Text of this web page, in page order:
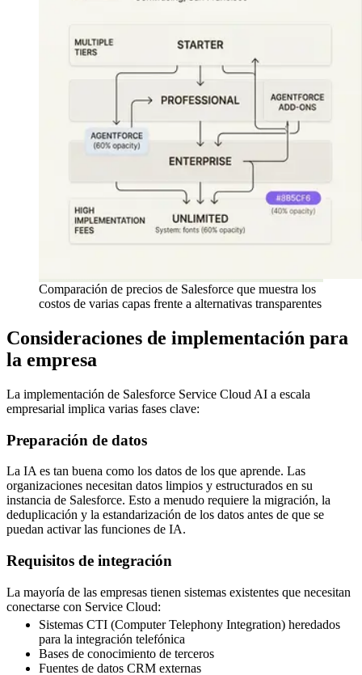
Comparación de precios de Salesforce que muestra los
costos de varias capas frente a alternativas transparentes
Consideraciones de implementación para
la empresa
La implementación de Salesforce Service Cloud AI a escala
empresarial implica varias fases clave:
Preparación de datos
La IA es tan buena como los datos de los que aprende. Las
organizaciones necesitan datos limpios y estructurados en su
instancia de Salesforce. Esto a menudo requiere la migración, la
deduplicación y la estandarización de los datos antes de que se
puedan activar las funciones de IA.
Requisitos de integración
La mayoría de las empresas tienen sistemas existentes que necesitan
conectarse con Service Cloud:
Sistemas CTI (Computer Telephony Integration) heredados
para la integración telefónica
Bases de conocimiento de terceros
Fuentes de datos CRM externas